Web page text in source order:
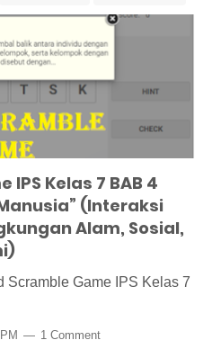
Kelas 7 BAB 4
(Interaksi
Alam, Sosial,
Scramble Game IPS Kelas 7
1 Comment